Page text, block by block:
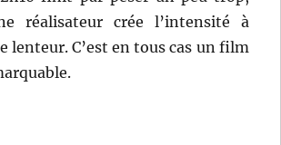
réalisateur crée l’intensité à
lenteur. C’est en tous cas un film